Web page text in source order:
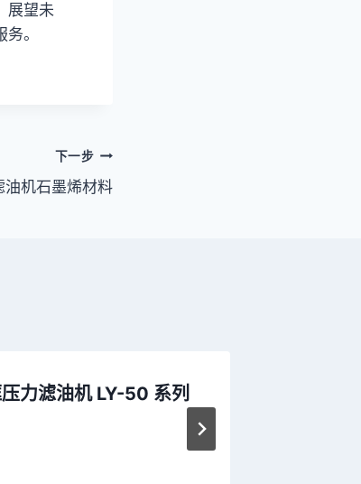
展望未
。
下一步
油机石墨烯材料
力滤油机 LY-50 系列